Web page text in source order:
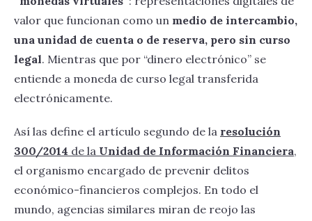
valor que funcionan como un medio de intercambio,
una unidad de cuenta o de reserva, pero sin curso
legal. Mientras que por “dinero electrónico” se
entiende a moneda de curso legal transferida
electrónicamente.
Así las define el artículo segundo de la resolución
300/2014 de la Unidad de Información Financiera,
el organismo encargado de prevenir delitos
económico-financieros complejos. En todo el
mundo, agencias similares miran de reojo las